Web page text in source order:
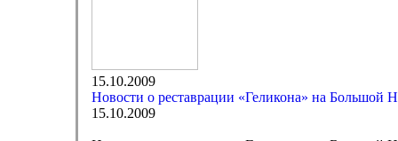
15.10.2009
Новости о реставрации «Геликона» на Большой
15.10.2009